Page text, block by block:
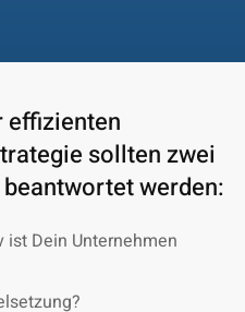
effizienten
sollten zwei
werden:
Dein Unternehmen